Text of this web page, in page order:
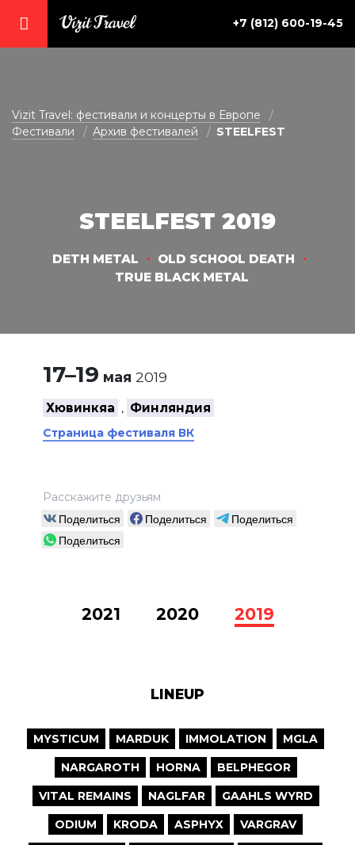
vizit@vizit-travel.ru +7 (812) 600-19-45
Vizit Travel: фестивали и концерты в Европе
Фестивали
Архив фестивалей STEELFEST
STEELFEST 2019
DETH METAL
OLD SCHOOL DEATH
TRUE BLACK METAL
2021 2020 2019
LINEUP
MYSTICUM MARDUK IMMOLATION
MGLA
NARGAROTH
HORNA
BELPHEGOR
VITAL REMAINS
NAGLFAR
GAAHLS WYRD
ODIUM
KRODA ASPHYX
VARGRAV
17–19 мая 2019
Хювинкяа , Финляндия
Страница фестиваля ВК
Расскажите друзьям
Поделиться Поделиться
Поделиться
Поделиться